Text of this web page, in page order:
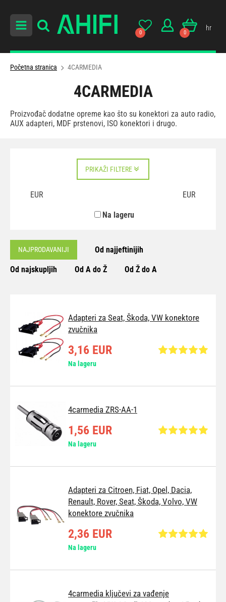
0 0
hr
Početna stranica 4CARMEDIA
4CARMEDIA
Proizvođač dodatne opreme kao što su konektori za auto radio,
AUX adapteri, MDF prstenovi, ISO konektori i drugo.
PRIKAŽI FILTERE
EUR EUR
Na lageru
NAJPRODAVANIJI Od najjeftinijih
Od najskupljih Od A do Ž Od Ž do A
Adapteri za Seat, Škoda, VW konektore
zvučnika
3,16 EUR
Na lageru
4carmedia ZRS-AA-1
1,56 EUR
Na lageru
Adapteri za Citroen, Fiat, Opel, Dacia,
Renault, Rover, Seat, Škoda, Volvo, VW
konektore zvučnika
2,36 EUR
Na lageru
4carmedia ključevi za vađenje